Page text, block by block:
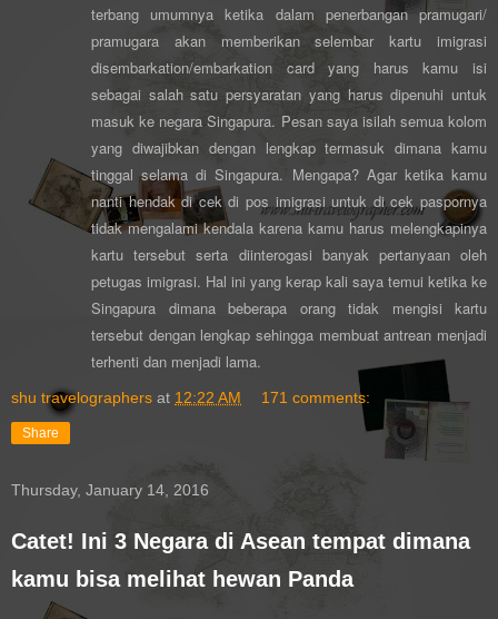
terbang umumnya ketika dalam penerbangan pramugari/
pramugara akan memberikan selembar kartu imigrasi
disembarkation/embarkation card yang harus kamu isi
sebagai salah satu persyaratan yang harus dipenuhi untuk
masuk ke negara Singapura. Pesan saya isilah semua kolom
yang diwajibkan dengan lengkap termasuk dimana kamu
tinggal selama di Singapura. Mengapa? Agar ketika kamu
nanti hendak di cek di pos imigrasi untuk di cek paspornya
tidak mengalami kendala karena kamu harus melengkapinya
kartu tersebut serta diinterogasi banyak pertanyaan oleh
petugas imigrasi. Hal ini yang kerap kali saya temui ketika ke
Singapura dimana beberapa orang tidak mengisi kartu
tersebut dengan lengkap sehingga membuat antrean menjadi
terhenti dan menjadi lama.
shu travelographers at 12:22 AM 171 comments:
Share
Thursday, January 14, 2016
Catet! Ini 3 Negara di Asean tempat dimana
kamu bisa melihat hewan Panda